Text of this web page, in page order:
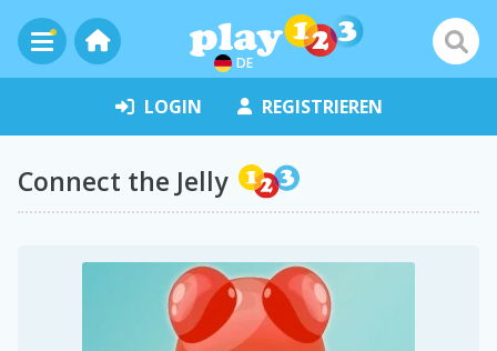
DE
LOGIN REGISTRIEREN
Connect the Jelly